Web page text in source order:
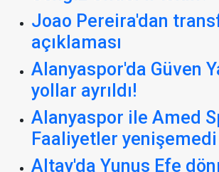
Joao Pereira'dan
açıklaması
Alanyaspor'da Güven
yollar ayrıldı!
Alanyaspor ile Amed
Faaliyetler yenişemedi
Altay'da Yunus Efe